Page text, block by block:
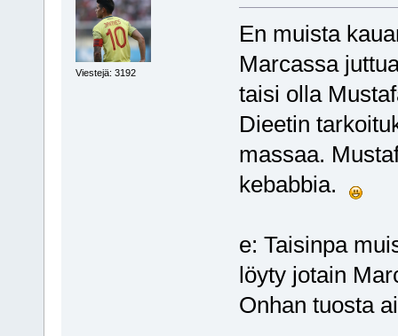
Viestejä: 3192
En muista
Marcassa
taisi olla
Dieetin
massaa.
kebabbia.
e: Taisinpa
löyty jotain
Onhan tuosta